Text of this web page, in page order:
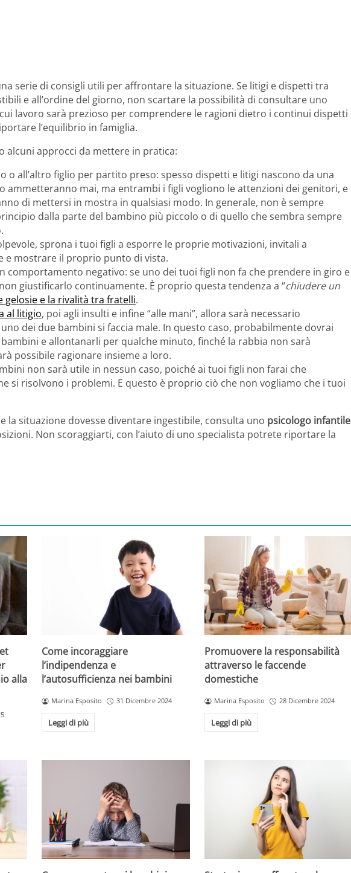
serie di consigli utili per affrontare la situazione. Se litigi e dispetti tra
e all’ordine del giorno, non scartare la possibilità di consultare uno
lavoro sarà prezioso per comprendere le ragioni dietro i continui dispetti
l’equilibrio in famiglia.
alcuni approcci da mettere in pratica:
o all’altro figlio per partito preso: spesso dispetti e litigi nascono da una
ammetteranno mai, ma entrambi i figli vogliono le attenzioni dei genitori, e
di mettersi in mostra in qualsiasi modo. In generale, non è sempre
dalla parte del bambino più piccolo o di quello che sembra sempre
sprona i tuoi figli a esporre le proprie motivazioni, invitali a
e mostrare il proprio punto di vista.
comportamento negativo: se uno dei tuoi figli non fa che prendere in giro e
giustificarlo continuamente. È proprio questa tendenza a “chiudere un
gelosie e la rivalità tra fratelli.
al litigio, poi agli insulti e infine “alle mani”, allora sarà necessario
dei due bambini si faccia male. In questo caso, probabilmente dovrai
e allontanarli per qualche minuto, finché la rabbia non sarà
possibile ragionare insieme a loro.
non sarà utile in nessun caso, poiché ai tuoi figli non farai che
si risolvono i problemi. E questo è proprio ciò che non vogliamo che i tuoi
la situazione dovesse diventare ingestibile, consulta uno psicologo infantile
Non scoraggiarti, con l’aiuto di uno specialista potrete riportare la
alla
Come incoraggiare
l’indipendenza e
l’autosufficienza nei bambini
Marina Esposito 31 Dicembre 2024
Leggi di più
Promuovere la responsabilità
attraverso le faccende
domestiche
Marina Esposito 28 Dicembre 2024
Leggi di più